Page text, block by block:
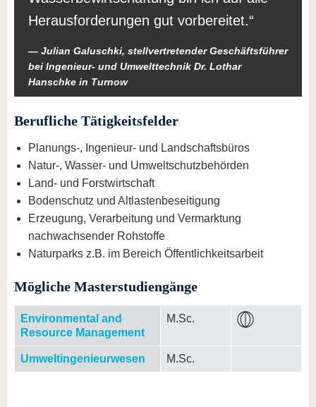
Herausforderungen gut vorbereitet.
Julian Galuschki, stellvertretender Geschäftsführer
bei Ingenieur- und Umwelttechnik Dr. Lothar
Hanschke in Turnow
Berufliche Tätigkeitsfelder
Planungs-, Ingenieur- und Landschaftsbüros
Natur-, Wasser- und Umweltschutzbehörden
Land- und Forstwirtschaft
Bodenschutz und Altlastenbeseitigung
Erzeugung, Verarbeitung und Vermarktung
nachwachsender Rohstoffe
Naturparks z.B. im Bereich Öffentlichkeitsarbeit
Mögliche Masterstudiengänge
Environmental and
Resource Management
M.Sc.
Umweltingenieurwesen M.Sc.